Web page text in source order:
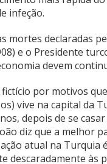
infeção.
mortes declaradas
e o Presidente
devem
fictício por motivos
vive na capital da
depois de se
diz que a melhor
atual na Turquia é
descaradamente às